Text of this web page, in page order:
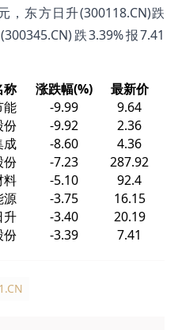
，东方日升(300118.CN)跌
跌3.39%报7.41
称 涨跌幅(%)
最新价
能 -9.99
9.64
份 -9.92
2.36
成 -8.60
4.36
份 -7.23
287.92
料 -5.10
92.4
源 -3.75
16.15
升 -3.40
20.19
份 -3.39 7.41